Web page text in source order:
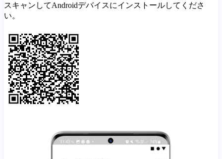
スキャンしてAndroidデバイスにインストールしてくださ
い。